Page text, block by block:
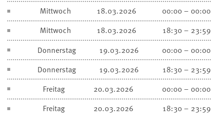
Mittwoch 18.03.2026
00:00 – 00:00
Mittwoch
18.03.2026
18:30 – 23:59
Donnerstag
19.03.2026
00:00 – 00:00
Donnerstag
19.03.2026
18:30 – 23:59
Freitag
20.03.2026
00:00 – 00:00
Freitag
20.03.2026
18:30 – 23:59